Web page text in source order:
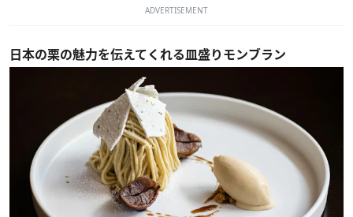
ADVERTISEMENT
日本の栗の魅力を伝えてくれる皿盛りモンブラン